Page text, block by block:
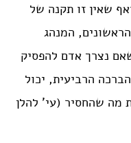
שאין זו תקנה של
המנהג
נצרך אדם להפסיק
הרביעית, יכול
מה שהחסיר (עי’ להלן